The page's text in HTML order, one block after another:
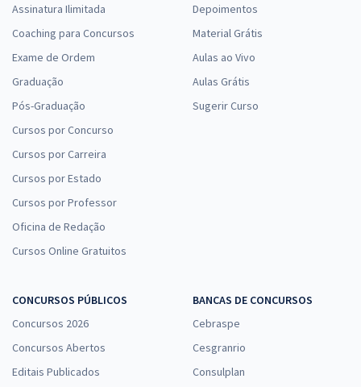
Assinatura Ilimitada
Coaching para Concursos
Exame de Ordem
Graduação
Pós-Graduação
Cursos por Concurso
Cursos por Carreira
Cursos por Estado
Cursos por Professor
Oficina de Redação
Cursos Online Gratuitos
Depoimentos
Material Grátis
Aulas ao Vivo
Aulas Grátis
Sugerir Curso
CONCURSOS PÚBLICOS
Concursos 2026
Concursos Abertos
Editais Publicados
BANCAS DE CONCURSOS
Cebraspe
Cesgranrio
Consulplan